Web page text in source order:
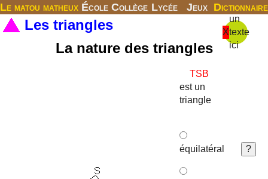
Le matou matheux École Collège Lycée Jeux Dictionnaire
X
un
texte
ici
Les triangles
La nature des triangles
est un
triangle
équilatéral